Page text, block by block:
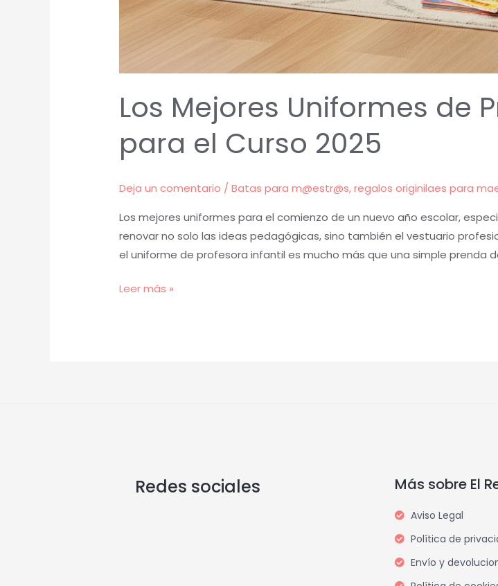
Los Mejores Uniformes de
para el Curso 2025
Deja un comentario /Batas para m@estr@s,regalos originilaes para
Los mejores uniformes para el comienzo de un nuevo año escolar,
renovar no solo las ideas pedagógicas, sino también el vestuario
el uniforme de profesora infantil es mucho más que una simple prenda
Leer más »
Redes sociales Más sobre El
Aviso Legal
Política de
Envío y